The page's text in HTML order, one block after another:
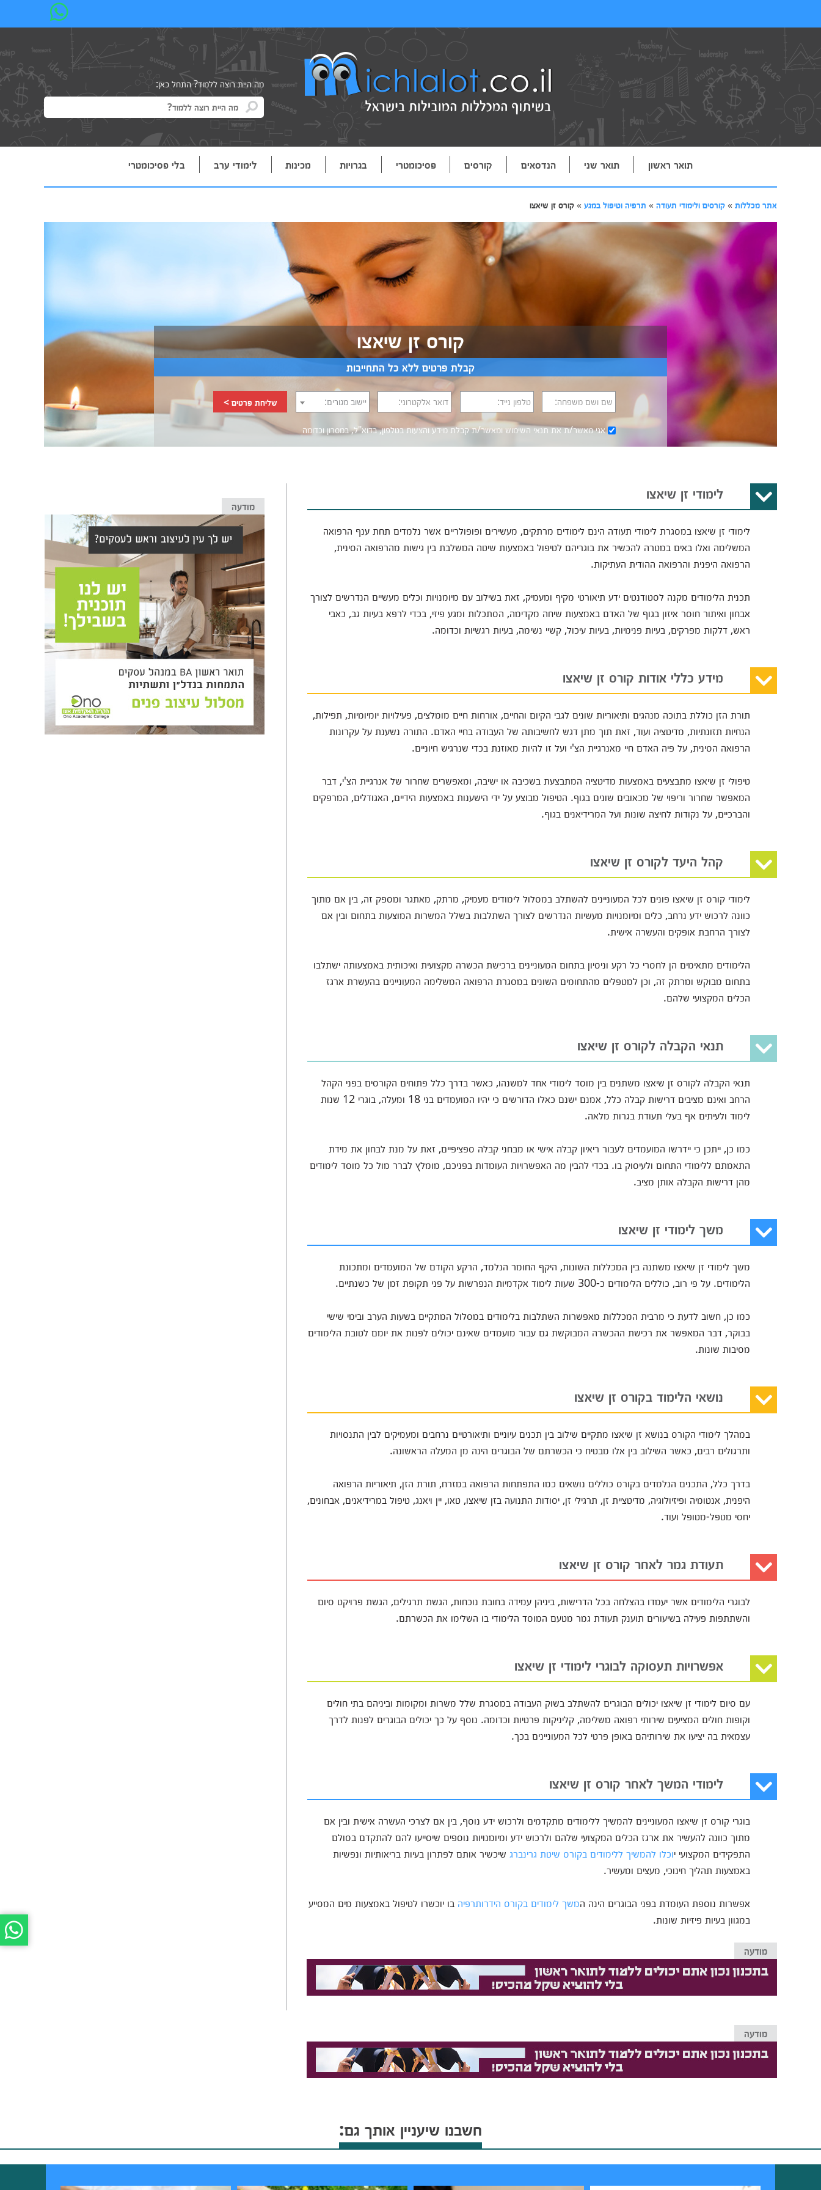
מה היית רוצה ללמוד? התחל כאן:
תואר ראשון תואר שני הנדסאים קורסים פסיכומטרי בגרויות מכינות לימודי ערב בלי פסיכומטרי
אתר מכללות » קורסים ולימודי תעודה » תרפיה וטיפול במגע » קורס זן שיאצו
קורס זן שיאצו
קבלת פרטים ללא כל התחייבות
שם ושם משפחה: טלפון נייד: דואר אלקטרוני: יישוב מגורים: שליחת פרטים >
אני מאשר/ת אתתנאי השימוש ומאשר/ת קבלת מידע והצעות בטלפון, בדוא"ל, במסרון וכדומה‎‎
לימודי זן שיאצו
לימודי זן שיאצו במסגרת לימודי תעודה הינם לימודים מרתקים, מעשירים ופופולריים אשר נלמדים תחת ענף הרפואה
המשלימה ואלו באים במטרה להכשיר את בוגריהם לטיפול באמצעות שיטה המשלבת בין גישות מהרפואה הסינית,
הרפואה היפנית והרפואה ההודית העתיקות.
תכנית הלימודים מקנה לסטודנטים ידע תיאורטי מקיף ומעמיק, זאת בשילוב עם מיומנויות וכלים מעשיים הנדרשים לצורך
אבחון ואיתור חוסר איזון בגוף של האדם באמצעות שיחה מקדימה, הסתכלות ומגע פיזי, בכדי לרפא בעיות גב, כאבי
ראש, דלקות מפרקים, בעיות פנימיות, בעיות עיכול, קשיי נשימה, בעיות רגשיות וכדומה.
מידע כללי אודות קורס זן שיאצו
תורת הזן כוללת בתוכה מנהגים ותיאוריות שונים לגבי הקיום והחיים, אורחות חיים מומלצים, פעילויות יומיומיות, תפילות,
הנחיות תזונתיות, מדיטציה ועוד, זאת תוך מתן דגש לחשיבותה של העבודה בחיי האדם. התורה נשענת על עקרונות
הרפואה הסינית, על פיה האדם חיי מאנרגיית הצ'י ועל זו להיות מאוזנת בכדי שנרגיש חיוניים.
טיפולי זן שיאצו מתבצעים באמצעות מדיטציה המתבצעת בשכיבה או ישיבה, ומאפשרים שחרור של אנרגיית הצ'י, דבר
המאפשר שחרור וריפוי של מכאובים שונים בגוף. הטיפול מבוצע על ידי הישענות באמצעות הידיים, האגודלים, המרפקים
והברכיים, על נקודות לחיצה שונות ועל המרידיאנים בגוף.
קהל היעד לקורס זן שיאצו
לימודי קורס זן שיאצו פונים לכל המעוניינים להשתלב במסלול לימודים מעמיק, מרתק, מאתגר ומספק זה, בין אם מתוך
כוונה לרכוש ידע נרחב, כלים ומיומנויות מעשיות הנדרשים לצורך השתלבות בשלל המשרות המוצעות בתחום ובין אם
לצורך הרחבת אופקים והעשרה אישית.
הלימודים מתאימים הן לחסרי כל רקע וניסיון בתחום המעוניינים ברכישת הכשרה מקצועית ואיכותית באמצעותה ישתלבו
בתחום מבוקש ומרתק זה, וכן למטפלים מהתחומים השונים במסגרת הרפואה המשלימה המעוניינים בהעשרת ארגז
הכלים המקצועי שלהם.
תנאי הקבלה לקורס זן שיאצו
תנאי הקבלה לקורס זן שיאצו משתנים בין מוסד לימודי אחד למשנהו, כאשר בדרך כלל פתוחים הקורסים בפני הקהל
הרחב ואינם מציבים דרישות קבלה כלל, אמנם ישנם כאלו הדורשים כי יהיו המועמדים בני 18 ומעלה, בוגרי 12 שנות
לימוד ולעיתים אף בעלי תעודת בגרות מלאה.
כמו כן, ייתכן כי יידרשו המועמדים לעבור ריאיון קבלה אישי או מבחני קבלה ספציפיים, זאת על מנת לבחון את מידת
התאמתם ללימודי התחום ולעיסוק בו. בכדי להבין מה האפשרויות העומדות בפניכם, מומלץ לברר מול כל מוסד לימודים
מהן דרישות הקבלה אותן מציב.
משך לימודי זן שיאצו
משך לימודי זן שיאצו משתנה בין המכללות השונות, היקף החומר הנלמד, הרקע הקודם של המועמדים ומתכונת
הלימודים. על פי רוב, כוללים הלימודים כ-300 שעות לימוד אקדמיות הנפרשות על פני תקופת זמן של כשנתיים.
כמו כן, חשוב לדעת כי מרבית המכללות מאפשרות השתלבות בלימודים במסלול המתקיים בשעות הערב ובימי שישי
בבוקר, דבר המאפשר את רכישת ההכשרה המבוקשת גם עבור מועמדים שאינם יכולים לפנות את יומם לטובת הלימודים
מסיבות שונות.
נושאי הלימוד בקורס זן שיאצו
במהלך לימודי הקורס בנושא זן שיאצו מתקיים שילוב בין תכנים עיוניים ותיאורטיים נרחבים ומעמיקים לבין התנסויות
ותרגולים רבים, כאשר השילוב בין אלו מבטיח כי הכשרתם של הבוגרים הינה מן המעלה הראשונה.
בדרך כלל, התכנים הנלמדים בקורס כוללים נושאים כמו התפתחות הרפואה במזרח, תורת הזן, תיאוריות הרפואה
היפנית, אנטומיה ופיזיולוגיה, מדיטציית זן, תרגילי זן, יסודות התנועה בזן שיאצו, טאו, יין ויאנג, טיפול במרידיאנים, אבחונים,
יחסי מטפל-מטופל ועוד.
תעודת גמר לאחר קורס זן שיאצו
לבוגרי הלימודים אשר יעמדו בהצלחה בכל הדרישות, ביניהן עמידה בחובת נוכחות, הגשת תרגילים, הגשת פרויקט סיום
והשתתפות פעילה בשיעורים תוענק תעודת גמר מטעם המוסד הלימודי בו השלימו את הכשרתם.
אפשרויות תעסוקה לבוגרי לימודי זן שיאצו
עם סיום לימודי זן שיאצו יכולים הבוגרים להשתלב בשוק העבודה במסגרת שלל משרות ומקומות וביניהם בתי חולים
וקופות חולים המציעים שירותי רפואה משלימה, קליניקות פרטיות וכדומה. נוסף על כך יכולים הבוגרים לפנות לדרך
עצמאית בה יציעו את שירותיהם באופן פרטי לכל המעוניינים בכך.
לימודי המשך לאחר קורס זן שיאצו
בוגרי קורס זן שיאצו המעוניינים להמשיך ללימודים מתקדמים ולרכוש ידע נוסף, בין אם לצרכי העשרה אישית ובין אם
מתוך כוונה להעשיר את ארגז הכלים המקצועי שלהם ולרכוש ידע ומיומנויות נוספים שיסייעו להם להתקדם בסולם
התפקידים המקצועי יוכלו להמשיך ללימודים בקורס שיטת גרינברג שיכשיר אותם לפתרון בעיות בריאותיות ונפשיות
באמצעות תהליך חינוכי, מעצים ומעשיר.
אפשרות נוספת העומדת בפני הבוגרים הינה המשך לימודים בקורס הידרותרפיה בו יוכשרו לטיפול באמצעות מים המסייע
במגוון בעיות פיזיות שונות.
מודעה
מודעה
מודעה
חשבנו שיעניין אותך גם: